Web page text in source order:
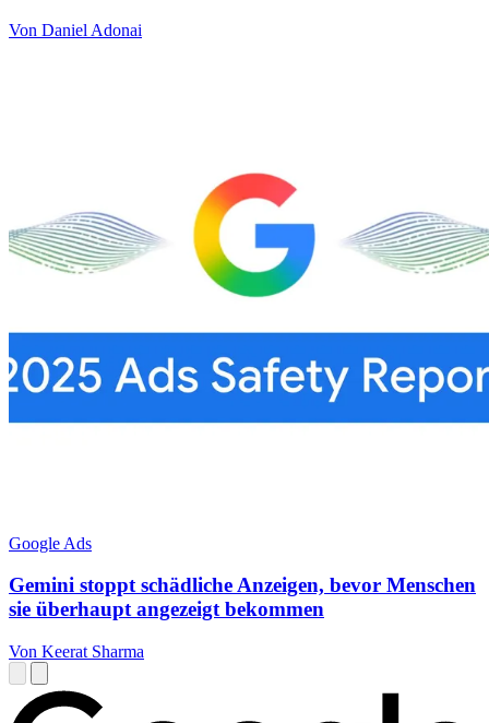
Von Daniel Adonai
Google Ads
Gemini stoppt schädliche Anzeigen, bevor Menschen
sie überhaupt angezeigt bekommen
Von Keerat Sharma